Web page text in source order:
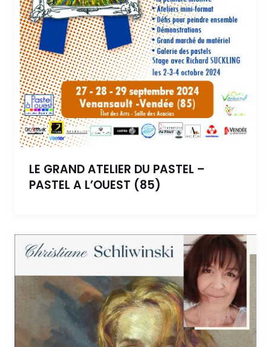
LE GRAND ATELIER DU PASTEL –
PASTEL A L’OUEST (85)